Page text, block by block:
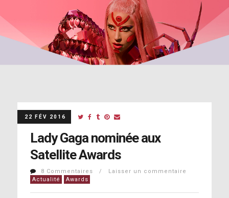
22 FÉV 2016
Lady Gaga nominée aux
Satellite Awards
8 Commentaires / Laisser un commentaire
Actualité
Awards